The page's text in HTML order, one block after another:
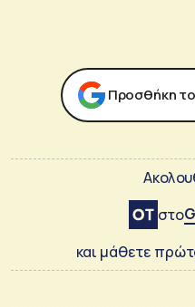
Προσθήκη
στο
και μάθετε